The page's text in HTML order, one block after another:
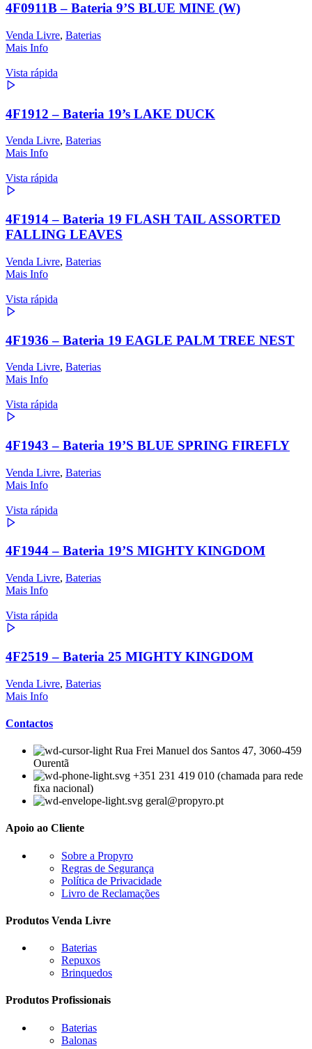
4F0911B – Bateria 9’S BLUE MINE (W)
Venda Livre, Baterias
Mais Info
Vista rápida
4F1912 – Bateria 19’s LAKE DUCK
Venda Livre, Baterias
Mais Info
Vista rápida
4F1914 – Bateria 19 FLASH TAIL ASSORTED
FALLING LEAVES
Venda Livre, Baterias
Mais Info
Vista rápida
4F1936 – Bateria 19 EAGLE PALM TREE NEST
Venda Livre, Baterias
Mais Info
Vista rápida
4F1943 – Bateria 19’S BLUE SPRING FIREFLY
Venda Livre, Baterias
Mais Info
Vista rápida
4F1944 – Bateria 19’S MIGHTY KINGDOM
Venda Livre, Baterias
Mais Info
Vista rápida
4F2519 – Bateria 25 MIGHTY KINGDOM
Venda Livre, Baterias
Mais Info
Contactos
Rua Frei Manuel dos Santos 47, 3060-459
Ourentã​
+351 231 419 010 (chamada para rede
fixa nacional)
geral@propyro.pt
Apoio ao Cliente
Sobre a Propyro
Regras de Segurança
Política de Privacidade
Livro de Reclamações
Produtos Venda Livre
Baterias
Repuxos
Brinquedos
Produtos Profissionais
Baterias
Balonas